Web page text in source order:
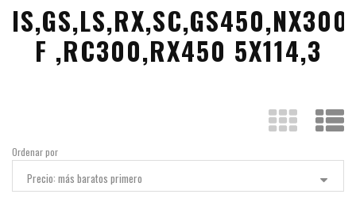
F ,RC300,RX450 5X114,3
Ordenar por
Precio: más baratos primero